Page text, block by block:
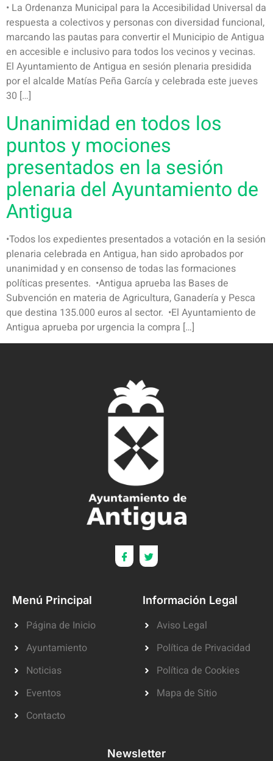
• La Ordenanza Municipal para la Accesibilidad Universal da
respuesta a colectivos y personas con diversidad funcional,
marcando las pautas para convertir el Municipio de Antigua
en accesible e inclusivo para todos los vecinos y vecinas.
El Ayuntamiento de Antigua en sesión plenaria presidida
por el alcalde Matías Peña García y celebrada este jueves
30 […]
Unanimidad en todos los
puntos y mociones
presentados en la sesión
plenaria del Ayuntamiento de
Antigua
•Todos los expedientes presentados a votación en la sesión
plenaria celebrada en Antigua, han sido aprobados por
unanimidad y en consenso de todas las formaciones
políticas presentes. •Antigua aprueba las Bases de
Subvención en materia de Agricultura, Ganadería y Pesca
que destina 135.000 euros al sector. •El Ayuntamiento de
Antigua aprueba por urgencia la compra […]
Menú Principal
Página de Inicio
Ayuntamiento
Noticias
Eventos
Contacto
Información Legal
Aviso Legal
Política de Privacidad
Política de Cookies
Mapa de Sitio
Newsletter